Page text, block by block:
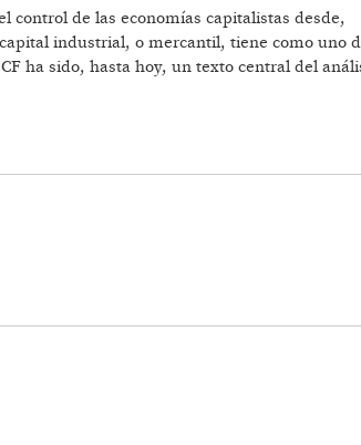
control de las economías capitalistas desde,
industrial, o mercantil, tiene como uno
ha sido, hasta hoy, un texto central del